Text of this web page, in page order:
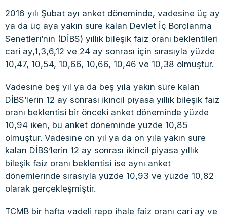
2016 yılı Şubat ayı anket döneminde, vadesine üç ay
ya da üç aya yakın süre kalan Devlet İç Borçlanma
Senetleri’nin (DİBS) yıllık bileşik faiz oranı beklentileri
cari ay,1,3,6,12 ve 24 ay sonrası için sırasıyla yüzde
10,47, 10,54, 10,66, 10,66, 10,46 ve 10,38 olmuştur.
Vadesine beş yıl ya da beş yıla yakın süre kalan
DİBS’lerin 12 ay sonrası ikincil piyasa yıllık bileşik faiz
oranı beklentisi bir önceki anket döneminde yüzde
10,94 iken, bu anket döneminde yüzde 10,85
olmuştur. Vadesine on yıl ya da on yıla yakın süre
kalan DİBS’lerin 12 ay sonrası ikincil piyasa yıllık
bileşik faiz oranı beklentisi ise aynı anket
dönemlerinde sırasıyla yüzde 10,93 ve yüzde 10,82
olarak gerçekleşmiştir.
TCMB bir hafta vadeli repo ihale faiz oranı cari ay ve